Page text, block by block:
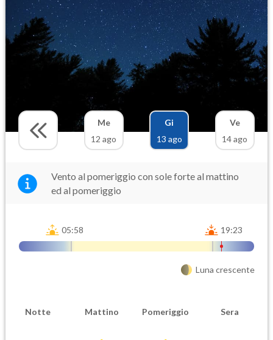
Me
12 ago
Gi
13 ago
Ve
14 ago
Vento al pomeriggio con sole forte al mattino
ed al pomeriggio
05:58 19:23
Luna crescente
Notte Mattino Pomeriggio Sera